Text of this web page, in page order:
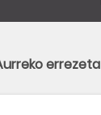
errezeta